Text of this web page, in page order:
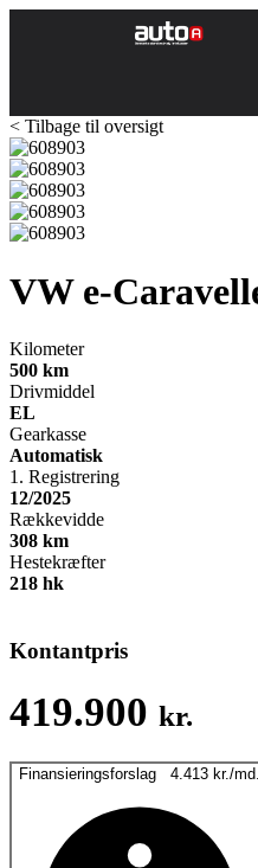
< Tilbage til oversigt
VW e-
Kilometer
500 km
Drivmiddel
EL
Gearkasse
Automatisk
1. Registrering
12/2025
Rækkevidde
308 km
Hestekræfter
218 hk
Kontantpris
419.900 kr.
Finansieringsforslag 4.413 kr./md.